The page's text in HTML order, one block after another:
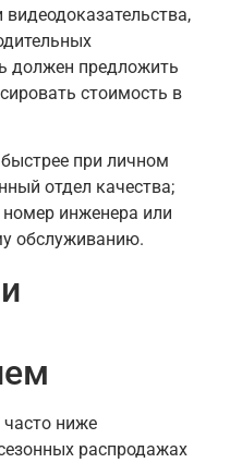
должен предложить
стоимость в
при личном
отдел качества;
инженера или
обслуживанию.
часто ниже
распродажах